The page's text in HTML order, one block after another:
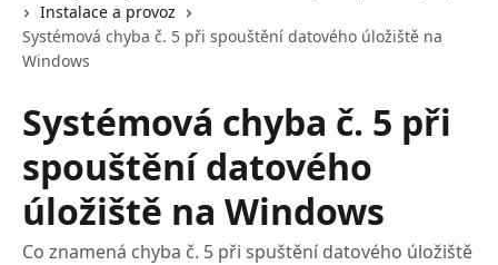
Instalace a provoz
Systémová chyba č. 5 při spouštění datového úložiště na
Windows
Systémová chyba č. 5 při
spouštění datového
úložiště na Windows
Co znamená chyba č. 5 při spuštění datového úložiště